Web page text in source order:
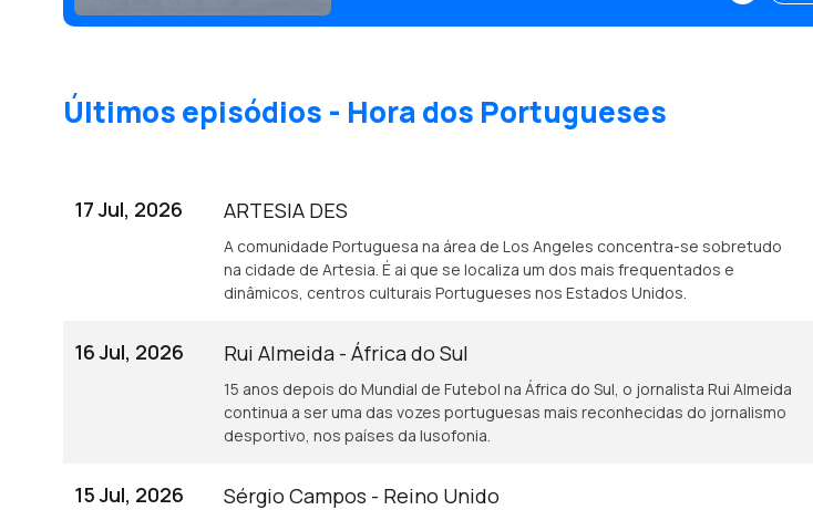
Últimos episódios - Hora dos Portugueses
17 Jul, 2026 ARTESIA DES
A comunidade Portuguesa na área de Los Angeles concentra-se sobretudo
na cidade de Artesia. É ai que se localiza um dos mais frequentados e
dinâmicos, centros culturais Portugueses nos Estados Unidos.
16 Jul, 2026 Rui Almeida - África do Sul
15 anos depois do Mundial de Futebol na África do Sul, o jornalista Rui Almeida
continua a ser uma das vozes portuguesas mais reconhecidas do jornalismo
desportivo, nos países da lusofonia.
15 Jul, 2026 Sérgio Campos - Reino Unido